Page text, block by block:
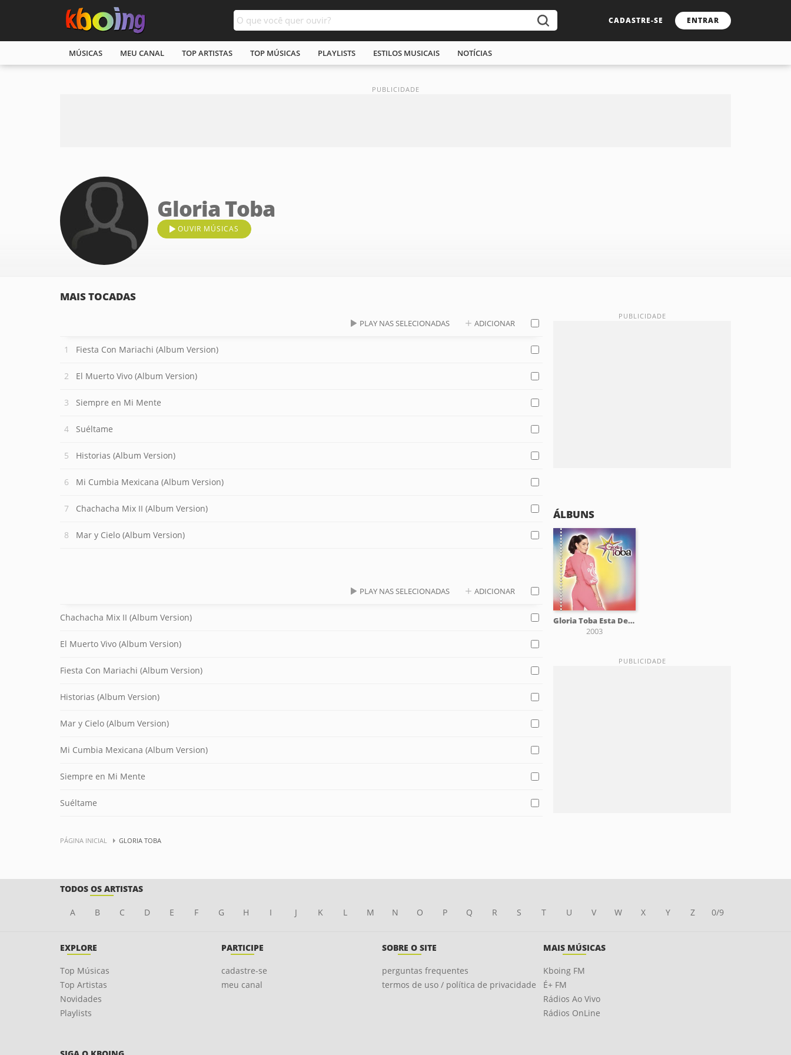
CADASTRE-SE ENTRAR
MÚSICAS MEU CANAL TOP ARTISTAS TOP MÚSICAS PLAYLISTS ESTILOS MUSICAIS NOTÍCIAS
Gloria Toba
OUVIR MÚSICAS
MAIS TOCADAS
PLAY NAS SELECIONADAS ADICIONAR
Fiesta Con Mariachi (Album Version)
El Muerto Vivo (Album Version)
Siempre en Mi Mente
Suéltame
Historias (Album Version)
Mi Cumbia Mexicana (Album Version)
Chachacha Mix II (Album Version)
Mar y Cielo (Album Version)
PLAY NAS SELECIONADAS ADICIONAR
Chachacha Mix II (Album Version)
El Muerto Vivo (Album Version)
Fiesta Con Mariachi (Album Version)
Historias (Album Version)
Mar y Cielo (Album Version)
Mi Cumbia Mexicana (Album Version)
Siempre en Mi Mente
Suéltame
ÁLBUNS
Gloria Toba Esta De Fiesta
2003
PÁGINA INICIAL GLORIA TOBA
TODOS OS ARTISTAS
A B C D E F G H I J K L M N O P Q R S T U V W X Y Z 0/9
EXPLORE
Top Músicas
Top Artistas
Novidades
Playlists
PARTICIPE
cadastre-se
meu canal
SOBRE O SITE
perguntas frequentes
termos de uso / política de privacidade
MAIS MÚSICAS
Kboing FM
É+ FM
Rádios Ao Vivo
Rádios OnLine